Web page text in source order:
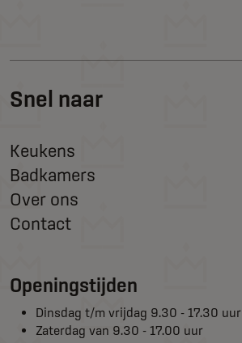
Snel naar
Keukens
Badkamers
Over ons
Contact
Openingstijden
Dinsdag t/m vrijdag 9.30 - 17.30 uur
Zaterdag van 9.30 - 17.00 uur